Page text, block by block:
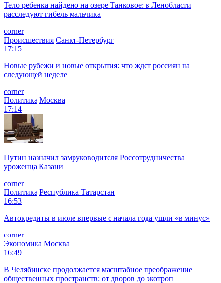
Тело ребенка найдено на озере Танковое: в Ленобласти
расследуют гибель мальчика
corner
Происшествия Санкт-Петербург
17:15
Новые рубежи и новые открытия: что ждет россиян на
следующей неделе
corner
Политика Москва
17:14
Путин назначил замруководителя Россотрудничества
уроженца Казани
corner
Политика Республика Татарстан
16:53
Автокредиты в июле впервые с начала года ушли «в минус»
corner
Экономика Москва
16:49
В Челябинске продолжается масштабное преображение
общественных пространств: от дворов до экотроп